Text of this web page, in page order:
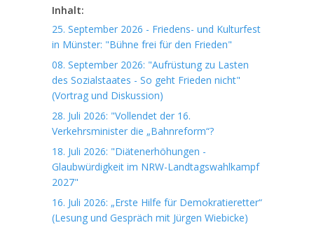
Inhalt:
25. September 2026 - Friedens- und Kulturfest
in Münster: "Bühne frei für den Frieden"
08. September 2026: "Aufrüstung zu Lasten
des Sozialstaates - So geht Frieden nicht"
(Vortrag und Diskussion)
28. Juli 2026: "Vollendet der 16.
Verkehrsminister die „Bahnreform“?
18. Juli 2026: "Diätenerhöhungen -
Glaubwürdigkeit im NRW-Landtagswahlkampf
2027"
16. Juli 2026: „Erste Hilfe für Demokratieretter“
(Lesung und Gespräch mit Jürgen Wiebicke)